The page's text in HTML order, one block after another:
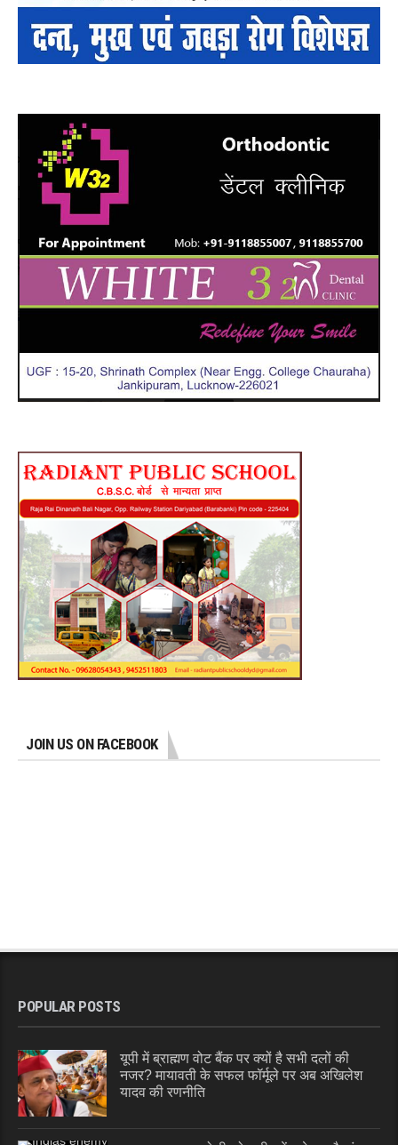
JOIN US ON FACEBOOK
POPULAR POSTS
यूपी में ब्राह्मण वोट बैंक पर क्यों है सभी दलों की
नजर? मायावती के सफल फॉर्मूले पर अब अखिलेश
यादव की रणनीति